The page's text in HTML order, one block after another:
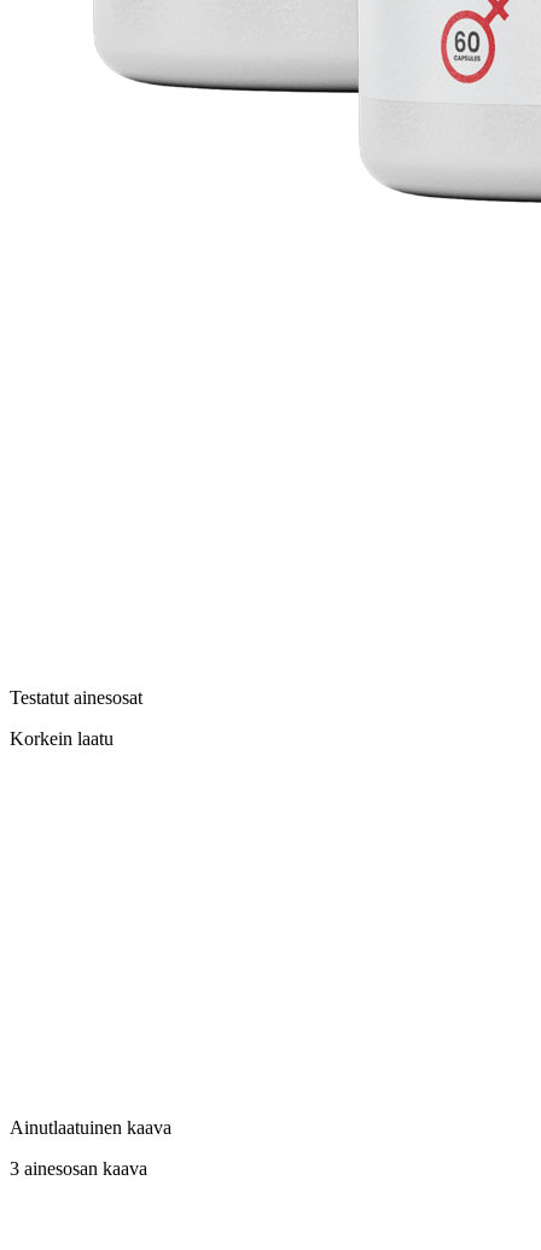
Testatut ainesosat
Korkein laatu
Ainutlaatuinen kaava
3 ainesosan kaava